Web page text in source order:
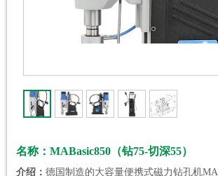
名称：MABasic850（钻75-切深55）
介绍： 德国制造的大容量便携式磁力钻孔机